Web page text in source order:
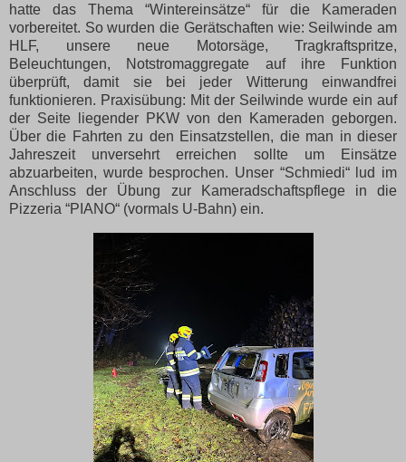
hatte das Thema “Wintereinsätze“ für die Kameraden
vorbereitet. So wurden die Gerätschaften wie: Seilwinde am
HLF, unsere neue Motorsäge, Tragkraftspritze,
Beleuchtungen, Notstromaggregate auf ihre Funktion
überprüft, damit sie bei jeder Witterung einwandfrei
funktionieren. Praxisübung: Mit der Seilwinde wurde ein auf
der Seite liegender PKW von den Kameraden geborgen.
Über die Fahrten zu den Einsatzstellen, die man in dieser
Jahreszeit unversehrt erreichen sollte um Einsätze
abzuarbeiten, wurde besprochen. Unser “Schmiedi“ lud im
Anschluss der Übung zur Kameradschaftspflege in die
Pizzeria “PIANO“ (vormals U-Bahn) ein.